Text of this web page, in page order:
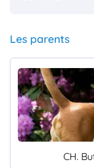
Les parents
CH.